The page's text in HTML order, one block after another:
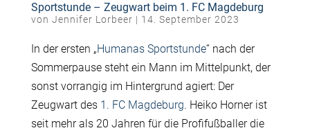
Sportstunde – Zeugwart beim 1. FC Magdeburg
von Jennifer Lorbeer | 14. September 2023
In der ersten „Humanas Sportstunde“ nach der
Sommerpause steht ein Mann im Mittelpunkt, der
sonst vorrangig im Hintergrund agiert: Der
Zeugwart des 1. FC Magdeburg. Heiko Horner ist
seit mehr als 20 Jahren für die Profifußballer die